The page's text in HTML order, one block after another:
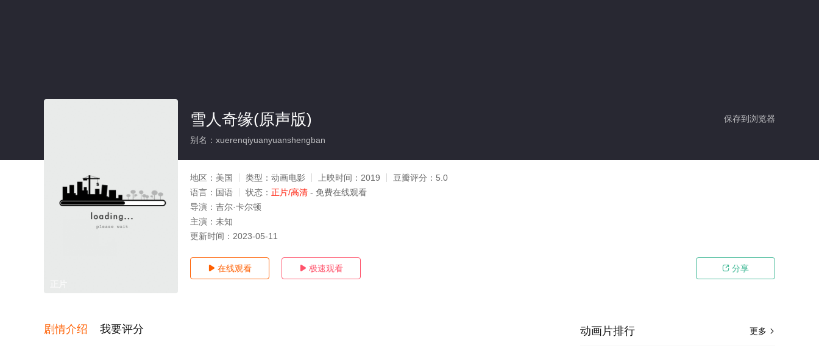
保存到浏览器
雪人奇缘(原声版)
别名：xuerenqiyuanyuanshengban
地区： 美国 类型： 动画电影 上映时间： 2019 豆瓣评分： 5.0
语言： 国语 状态： 正片/高清 - 免费在线观看
导演： 吉尔·卡尔顿
主演： 未知
更新时间： 2023-05-11
 在线观看  极速观看  分享
剧情介绍 我要评分 更多 
动画片排行